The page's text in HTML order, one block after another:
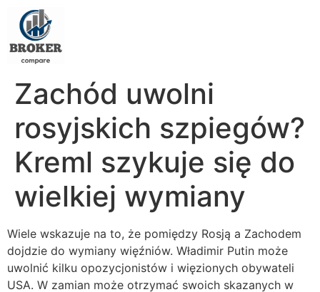
Zachód uwolni
rosyjskich szpiegów?
Kreml szykuje się do
wielkiej wymiany
Wiele wskazuje na to, że pomiędzy Rosją a Zachodem
dojdzie do wymiany więźniów. Władimir Putin może
uwolnić kilku opozycjonistów i więzionych obywateli
USA. W zamian może otrzymać swoich skazanych w